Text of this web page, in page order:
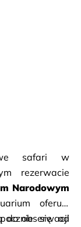
safari w
rezerwacie
Narodowym
oferuje
do obserwacji
się od